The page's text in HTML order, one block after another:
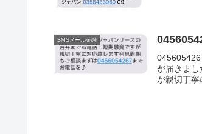
SMSメール金融
が届きま
が親切丁